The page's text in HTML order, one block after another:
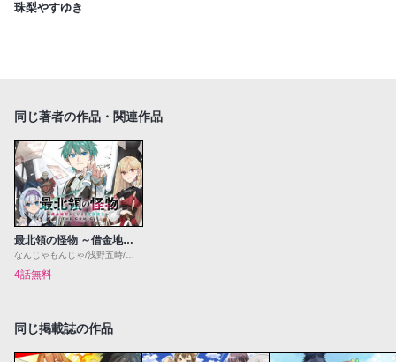
珠梨やすゆき
同じ著者の作品・関連作品
最北領の怪物 ～借金地獄から始まる富国強兵～THE COMIC
なんじゃもんじゃ/浅野五時/長浜めぐみ
4話無料
同じ掲載誌の作品